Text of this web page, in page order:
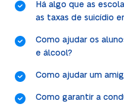
Há algo que as
as taxas de suicídio
Como ajudar os
e álcool?
Como ajudar um
Como garantir a